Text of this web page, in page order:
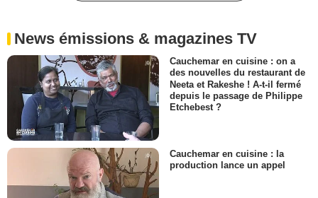
News émissions & magazines TV
Cauchemar en cuisine : on a
des nouvelles du restaurant de
Neeta et Rakeshe ! A-t-il fermé
depuis le passage de Philippe
Etchebest ?
Cauchemar en cuisine : la
production lance un appel